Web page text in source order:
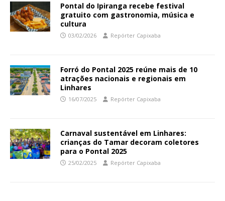
Pontal do Ipiranga recebe festival
gratuito com gastronomia, música e
cultura
03/02/2026 Repórter Capixaba
Forró do Pontal 2025 reúne mais de 10
atrações nacionais e regionais em
Linhares
16/07/2025 Repórter Capixaba
Carnaval sustentável em Linhares:
crianças do Tamar decoram coletores
para o Pontal 2025
25/02/2025 Repórter Capixaba